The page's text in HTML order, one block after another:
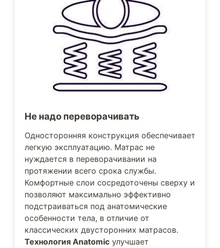
Не надо переворачивать
Односторонняя конструкция обеспечивает
легкую эксплуатацию. Матрас не
нуждается в переворачивании на
протяжении всего срока службы.
Комфортные слои сосредоточены сверху и
позволяют максимально эффективно
подстраиваться под анатомические
особенности тела, в отличие от
классических двусторонних матрасов.
Технология Anatomic улучшает